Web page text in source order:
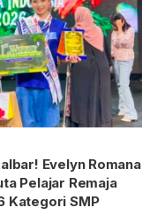
Evelyn Romana
Pelajar Remaja
Kategori SMP